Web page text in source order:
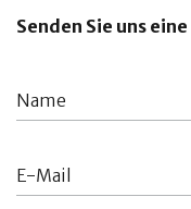
Senden Sie uns